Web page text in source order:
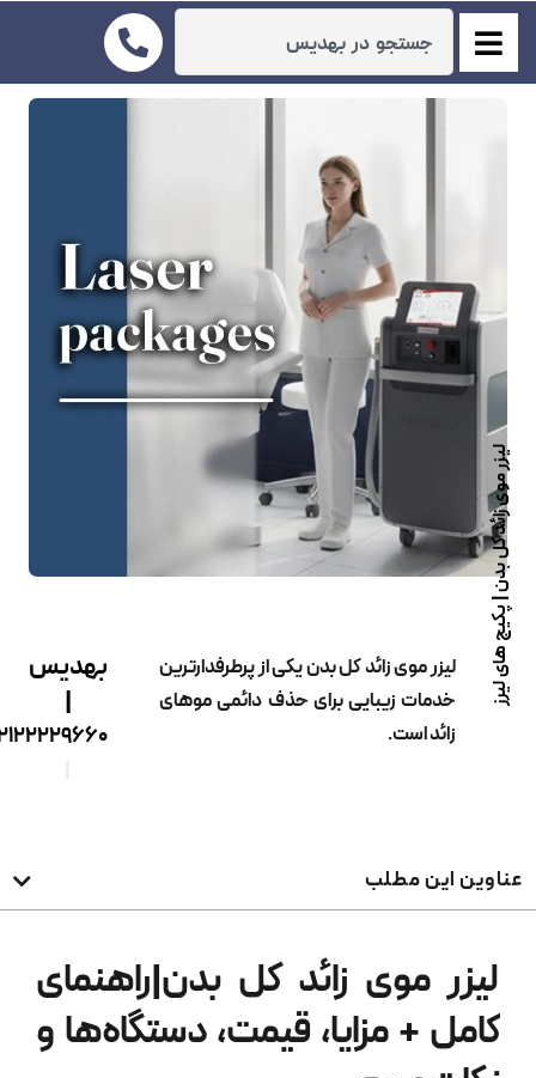
لیزر موی زائد کل بدن یکی از پرطرفدارترین
خدمات زیبایی برای حذف دائمی موهای
زائد است.
بهدیس
02122229660
لیزر موی زائد کل بدن | پکیج های لیرز
عناوین این مطلب
لیزر موی زائد کل بدن|راهنمای
کامل + مزایا، قیمت، دستگاه‌ها و